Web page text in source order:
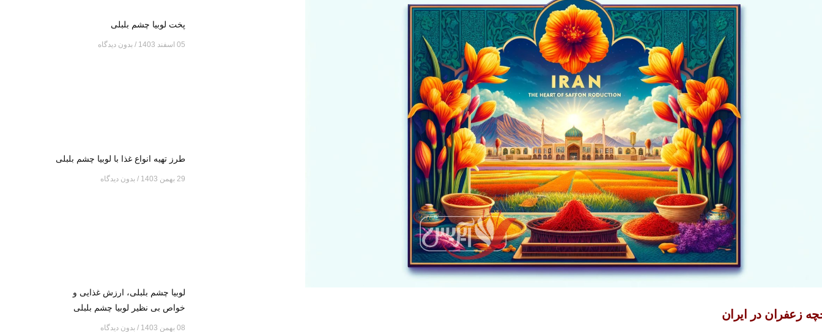
زعفران در ایران
پخت لوبیا چشم بلبلی
05 اسفند 1403 بدون دیدگاه
طرز تهیه انواع غذا با لوبیا چشم بلبلی
29 بهمن 1403 بدون دیدگاه
لوبیا چشم بلبلی، ارزش غذایی و
خواص بی نظیر لوبیا چشم بلبلی
08 بهمن 1403 بدون دیدگاه